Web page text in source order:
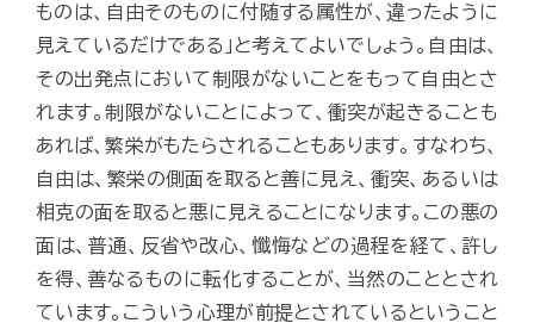
ものは、自由そのものに付随する属性が、違ったように
見えているだけである」と考えてよいでしょう。自由は、
その出発点において制限がないことをもって自由とさ
れます。制限がないことによって、衝突が起きることも
あれば、繁栄がもたらされることもあります。すなわち、
自由は、繁栄の側面を取ると善に見え、衝突、あるいは
相克の面を取ると悪に見えることになります。この悪の
面は、普通、反省や改心、懺悔などの過程を経て、許し
を得、善なるものに転化することが、当然のこととされ
ています。こういう心理が前提とされているということ